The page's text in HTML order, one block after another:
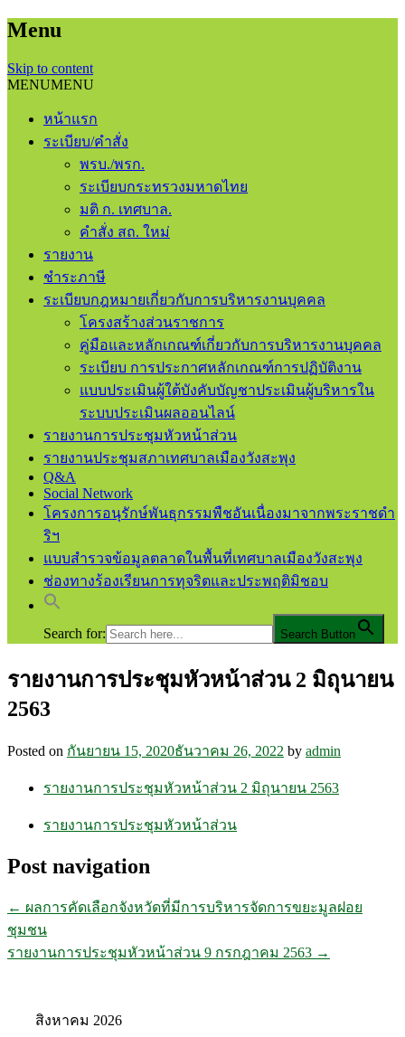
Menu
Skip to content
MENUMENU
หน้าแรก
ระเบียบ/คำสั่ง
พรบ./พรก.
ระเบียบกระทรวงมหาดไทย
มติ ก. เทศบาล.
คำสั่ง สถ. ใหม่
รายงาน
ชําระภาษี
ระเบียบกฎหมายเกี่ยวกับการบริหารงานบุคคล
โครงสร้างส่วนราชการ
คู่มือและหลักเกณฑ์เกี่ยวกับการบริหารงานบุคคล
ระเบียบ การประกาศหลักเกณฑ์การปฏิบัติงาน
แบบประเมินผู้ใต้บังคับบัญชาประเมินผู้บริหารใน
ระบบประเมินผลออนไลน์
รายงานการประชุมหัวหน้าส่วน
รายงานประชุมสภาเทศบาลเมืองวังสะพุง
Q&A
Social Network
โครงการอนุรักษ์พันธุกรรมพืชอันเนื่องมาจากพระราชดำ
ริฯ
แบบสำรวจข้อมูลตลาดในพื้นที่เทศบาลเมืองวังสะพุง
ช่องทางร้องเรียนการทุจริตและประพฤติมิชอบ
Search for: Search Button
เทศบาลเมืองวังสะพุง
เทศบาลเมืองวังสะพุง จ.เลย
รายงานการประชุมหัวหน้าส่วน 2 มิถุนายน
2563
Posted on กันยายน 15, 2020ธันวาคม 26, 2022 by admin
รายงานการประชุมหัวหน้าส่วน 2 มิถุนายน 2563
รายงานการประชุมหัวหน้าส่วน
Post navigation
← ผลการคัดเลือกจังหวัดที่มีการบริหารจัดการขยะมูลฝอย
ชุมชน
รายงานการประชุมหัวหน้าส่วน 9 กรกฎาคม 2563 →
สิงหาคม 2026